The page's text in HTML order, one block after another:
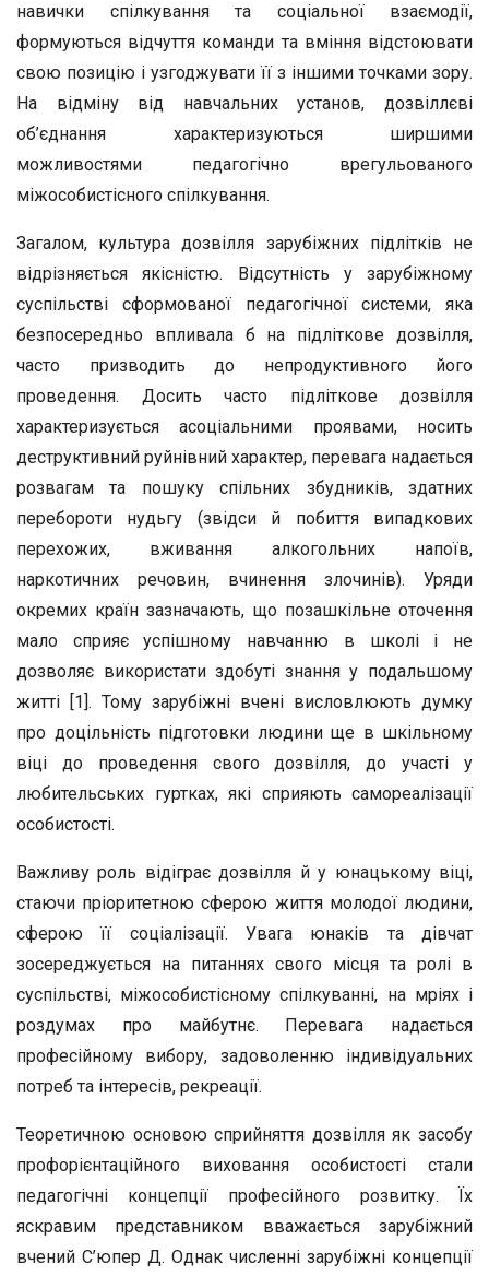
навички спілкування та соціальної взаємодії,
формуються відчуття команди та вміння відстоювати
свою позицію і узгоджувати її з іншими точками зору.
На відміну від навчальних установ, дозвіллєві
об’єднання характеризуються ширшими
можливостями педагогічно врегульованого
міжособистісного спілкування.
Загалом, культура дозвілля зарубіжних підлітків не
відрізняється якісністю. Відсутність у зарубіжному
суспільстві сформованої педагогічної системи, яка
безпосередньо впливала б на підліткове дозвілля,
часто призводить до непродуктивного його
проведення. Досить часто підліткове дозвілля
характеризується асоціальними проявами, носить
деструктивний руйнівний характер, перевага надається
розвагам та пошуку спільних збудників, здатних
перебороти нудьгу (звідси й побиття випадкових
перехожих, вживання алкогольних напоїв,
наркотичних речовин, вчинення злочинів). Уряди
окремих країн зазначають, що позашкільне оточення
мало сприяє успішному навчанню в школі і не
дозволяє використати здобуті знання у подальшому
житті [1]. Тому зарубіжні вчені висловлюють думку
про доцільність підготовки людини ще в шкільному
віці до проведення свого дозвілля, до участі у
любительських гуртках, які сприяють самореалізації
особистості.
Важливу роль відіграє дозвілля й у юнацькому віці,
стаючи пріоритетною сферою життя молодої людини,
сферою її соціалізації. Увага юнаків та дівчат
зосереджується на питаннях свого місця та ролі в
суспільстві, міжособистісному спілкуванні, на мріях і
роздумах про майбутнє. Перевага надається
професійному вибору, задоволенню індивідуальних
потреб та інтересів, рекреації.
Теоретичною основою сприйняття дозвілля як засобу
профорієнтаційного виховання особистості стали
педагогічні концепції професійного розвитку. Їх
яскравим представником вважається зарубіжний
вчений С’юпер Д. Однак численні зарубіжні концепції